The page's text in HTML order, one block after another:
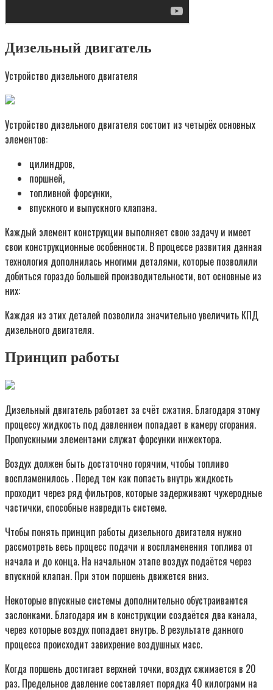
Дизельный двигатель
Устройство дизельного двигателя
Устройство дизельного двигателя состоит из четырёх основных
элементов:
цилиндров,
поршней,
топливной форсунки,
впускного и выпускного клапана.
Каждый элемент конструкции выполняет свою задачу и имеет
свои конструкционные особенности. В процессе развития данная
технология дополнилась многими деталями, которые позволили
добиться гораздо большей производительности, вот основные из
них:
Каждая из этих деталей позволила значительно увеличить КПД
дизельного двигателя.
Принцип работы
Дизельный двигатель работает за счёт сжатия. Благодаря этому
процессу жидкость под давлением попадает в камеру сгорания.
Пропускными элементами служат форсунки инжектора.
Воздух должен быть достаточно горячим, чтобы топливо
воспламенилось . Перед тем как попасть внутрь жидкость
проходит через ряд фильтров, которые задерживают чужеродные
частички, способные навредить системе.
Чтобы понять принцип работы дизельного двигателя нужно
рассмотреть весь процесс подачи и воспламенения топлива от
начала и до конца. На начальном этапе воздух подаётся через
впускной клапан. При этом поршень движется вниз.
Некоторые впускные системы дополнительно обустраиваются
заслонками. Благодаря им в конструкции создаётся два канала,
через которые воздух попадает внутрь. В результате данного
процесса происходит завихрение воздушных масс.
Когда поршень достигает верхней точки, воздух сжимается в 20
раз. Предельное давление составляет порядка 40 килограмм на